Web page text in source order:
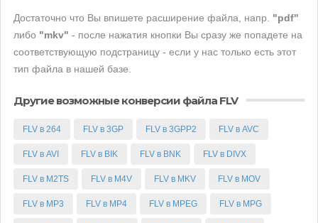
Достаточно что Вы впишете расширение файла, напр. "pdf"
либо "mkv" - после нажатия кнопки Вы сразу же попадете на
соответствующую подстраницу - если у нас только есть этот
тип файла в нашей базе.
Другие возможные конверсии файла FLV
FLV в 264 FLV в 3GP FLV в 3GPP2 FLV в AVC
FLV в AVI FLV в BIK FLV в BNK FLV в DIVX
FLV в M2TS FLV в M4V FLV в MKV FLV в MOV
FLV в MP3 FLV в MP4 FLV в MPEG FLV в MPG